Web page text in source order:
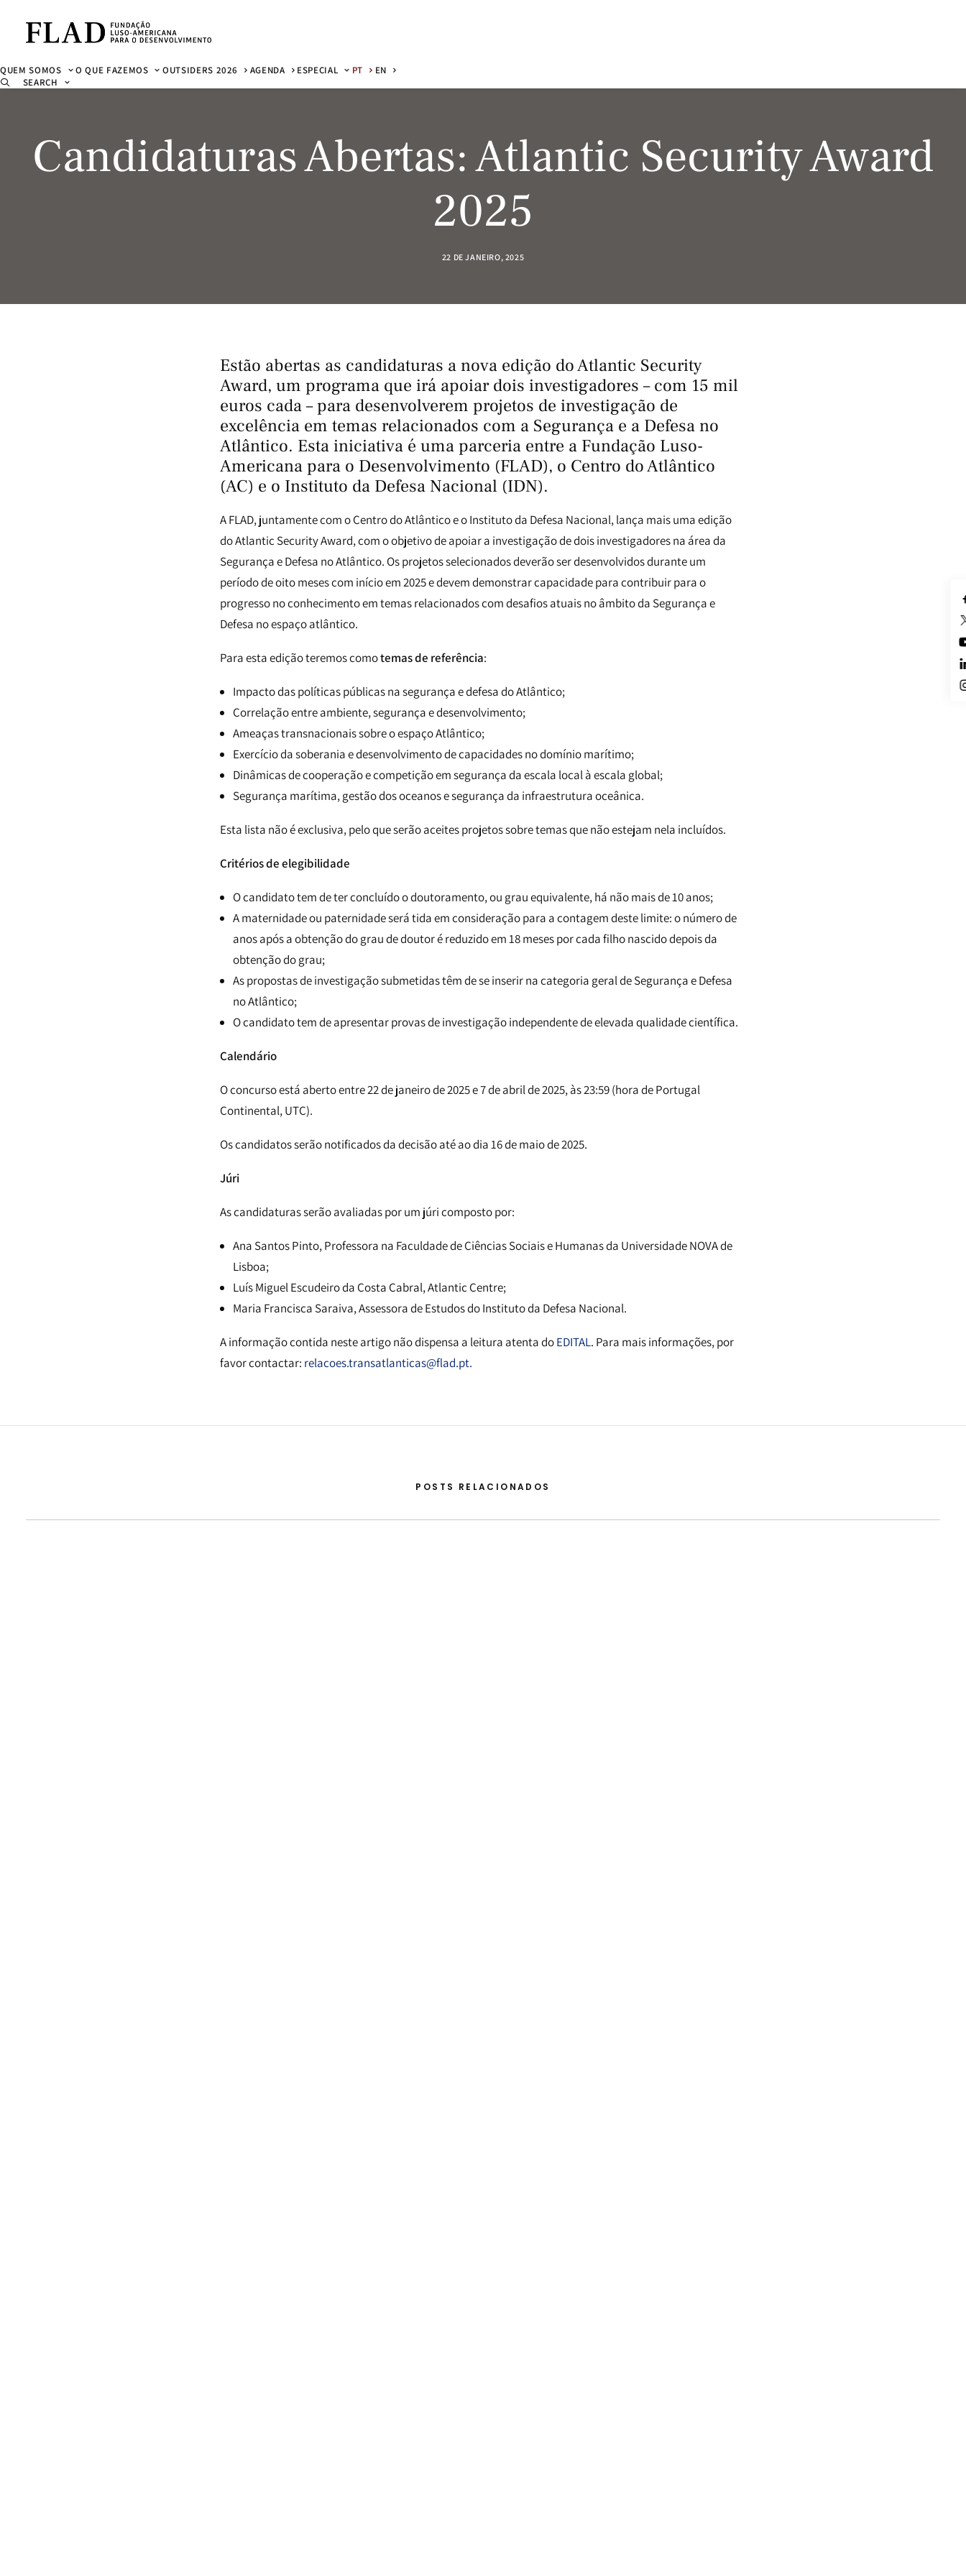
QUEM SOMOS O QUE FAZEMOS OUTSIDERS 2026 AGENDA ESPECIAL PT
EN
SEARCH
Candidaturas Abertas: Atlantic Security Award
2025
22 DE JANEIRO, 2025
Estão abertas as candidaturas a nova edição do Atlantic Security
Award, um programa que irá apoiar dois investigadores – com 15 mil
euros cada – para desenvolverem projetos de investigação de
excelência em temas relacionados com a Segurança e a Defesa no
Atlântico. Esta iniciativa é uma parceria entre a Fundação Luso-
Americana para o Desenvolvimento (FLAD), o Centro do Atlântico
(AC) e o Instituto da Defesa Nacional (IDN).
A FLAD, juntamente com o Centro do Atlântico e o Instituto da Defesa Nacional, lança mais uma edição
do Atlantic Security Award, com o objetivo de apoiar a investigação de dois investigadores na área da
Segurança e Defesa no Atlântico. Os projetos selecionados deverão ser desenvolvidos durante um
período de oito meses com início em 2025 e devem demonstrar capacidade para contribuir para o
progresso no conhecimento em temas relacionados com desafios atuais no âmbito da Segurança e
Defesa no espaço atlântico.
Para esta edição teremos comotemas de referência:
Impacto das políticas públicas na segurança e defesa do Atlântico;
Correlação entre ambiente, segurança e desenvolvimento;
Ameaças transnacionais sobre o espaço Atlântico;
Exercício da soberania e desenvolvimento de capacidades no domínio marítimo;
Dinâmicas de cooperação e competição em segurança da escala local à escala global;
Segurança marítima, gestão dos oceanos e segurança da infraestrutura oceânica.
Esta lista não é exclusiva, pelo que serão aceites projetos sobre temas que não estejam nela incluídos.
Critérios de elegibilidade
O candidato tem de ter concluído o doutoramento, ou grau equivalente, há não mais de 10 anos;
A maternidade ou paternidade será tida em consideração para a contagem deste limite: o número de
anos após a obtenção do grau de doutor é reduzido em 18 meses por cada filho nascido depois da
obtenção do grau;
As propostas de investigação submetidas têm de se inserir na categoria geral de Segurança e Defesa
no Atlântico;
O candidato tem de apresentar provas de investigação independente de elevada qualidade científica.
Calendário
O concurso está aberto entre 22 de janeiro de 2025 e 7 de abril de 2025, às 23:59 (hora de Portugal
Continental, UTC).
Os candidatos serão notificados da decisão até ao dia 16 de maio de 2025.
Júri
As candidaturas serão avaliadas por um júri composto por:
Ana Santos Pinto, Professora na Faculdade de Ciências Sociais e Humanas da Universidade NOVA de
Lisboa;
Luís Miguel Escudeiro da Costa Cabral, Atlantic Centre;
Maria Francisca Saraiva, Assessora de Estudos do Instituto da Defesa Nacional.
A informação contida neste artigo não dispensa a leitura atenta doEDITAL. Para mais informações, por
favor contactar: relacoes.transatlanticas@flad.pt.
POSTS RELACIONADOS